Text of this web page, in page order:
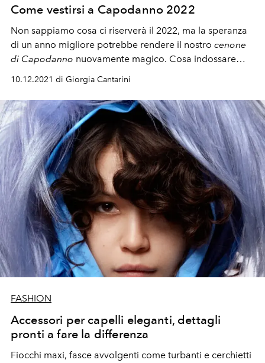
Come vestirsi a Capodanno 2022
Non sappiamo cosa ci riserverà il 2022, ma la speranza
di un anno migliore potrebbe rendere il nostro cenone
di Capodanno nuovamente magico. Cosa indossare
trend invernali 2021-22?
vestito di Capodanno
notte più magica dell'anno
10.12.2021 di Giorgia Cantarini
FASHION
Accessori per capelli eleganti, dettagli
pronti a fare la differenza
Fiocchi maxi, fasce avvolgenti come turbanti e cerchietti